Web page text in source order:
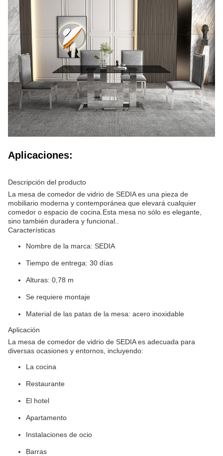
Aplicaciones:
Descripción del producto
La mesa de comedor de vidrio de SEDIA es una pieza de
mobiliario moderna y contemporánea que elevará cualquier
comedor o espacio de cocina.Esta mesa no sólo es elegante,
sino también duradera y funcional..
Características
Nombre de la marca: SEDIA
Tiempo de entrega: 30 días
Alturas: 0,78 m
Se requiere montaje
Material de las patas de la mesa: acero inoxidable
Aplicación
La mesa de comedor de vidrio de SEDIA es adecuada para
diversas ocasiones y entornos, incluyendo:
La cocina
Restaurante
El hotel
Apartamento
Instalaciones de ocio
Barras